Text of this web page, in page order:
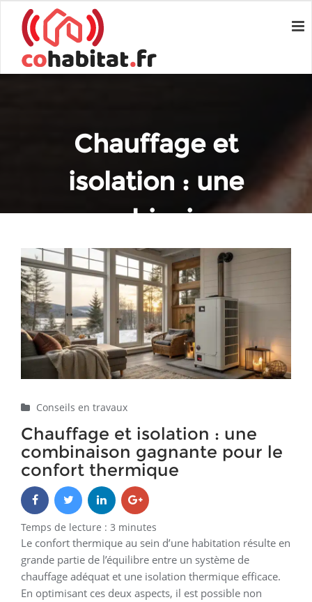
Chauffage et
isolation : une
combinaison
gagnante pour le
confort thermique
Home
Conseils en travaux
Chauffage et isolation : une combinaison gagnante pour le
confort thermique
Conseils en travaux
Chauffage et isolation : une
combinaison gagnante pour le
confort thermique
Temps de lecture : 3 minutes
Le confort thermique au sein d’une habitation résulte en
grande partie de l’équilibre entre un système de
chauffage adéquat et une isolation thermique efficace.
En optimisant ces deux aspects, il est possible non